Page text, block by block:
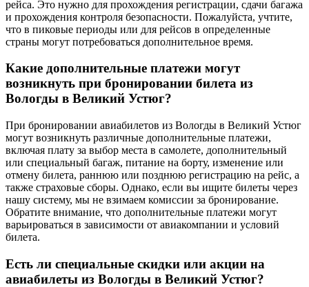
рейса. Это нужно для прохождения регистрации, сдачи багажа
и прохождения контроля безопасности. Пожалуйста, учтите,
что в пиковые периоды или для рейсов в определенные
страны могут потребоваться дополнительное время.
Какие дополнительные платежи могут
возникнуть при бронировании билета из
Вологды в Великий Устюг?
При бронировании авиабилетов из Вологды в Великий Устюг
могут возникнуть различные дополнительные платежи,
включая плату за выбор места в самолете, дополнительный
или специальный багаж, питание на борту, изменение или
отмену билета, раннюю или позднюю регистрацию на рейс, а
также страховые сборы. Однако, если вы ищите билеты через
нашу систему, мы не взимаем комиссии за бронирование.
Обратите внимание, что дополнительные платежи могут
варьироваться в зависимости от авиакомпании и условий
билета.
Есть ли специальные скидки или акции на
авиабилеты из Вологды в Великий Устюг?